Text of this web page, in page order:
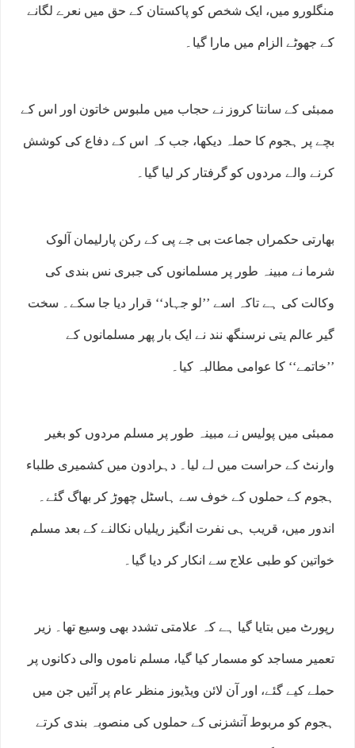
منگلورو میں، ایک شخص کو پاکستان کے حق میں نعرے لگانے
کے جھوٹے الزام میں مارا گیا۔
ممبئی کے سانتا کروز نے حجاب میں ملبوس خاتون اور اس کے
بچے پر ہجوم کا حملہ دیکھا، جب کہ اس کے دفاع کی کوشش
کرنے والے مردوں کو گرفتار کر لیا گیا۔
بھارتی حکمراں جماعت بی جے پی کے رکن پارلیمان آلوک
شرما نے مبینہ طور پر مسلمانوں کی جبری نس بندی کی
وکالت کی ہے تاکہ اسے ’’لو جہاد‘‘ قرار دیا جا سکے۔ سخت
گیر عالم یتی نرسنگھ نند نے ایک بار پھر مسلمانوں کے
’’خاتمے‘‘ کا عوامی مطالبہ کیا۔
ممبئی میں پولیس نے مبینہ طور پر مسلم مردوں کو بغیر
وارنٹ کے حراست میں لے لیا۔ دہرادون میں کشمیری طلباء
ہجوم کے حملوں کے خوف سے ہاسٹل چھوڑ کر بھاگ گئے۔
اندور میں، قریب ہی نفرت انگیز ریلیاں نکالنے کے بعد مسلم
خواتین کو طبی علاج سے انکار کر دیا گیا۔
رپورٹ میں بتایا گیا ہے کہ علامتی تشدد بھی وسیع تھا۔ زیر
تعمیر مساجد کو مسمار کیا گیا، مسلم ناموں والی دکانوں پر
حملے کیے گئے، اور آن لائن ویڈیوز منظر عام پر آئیں جن میں
ہجوم کو مربوط آتشزنی کے حملوں کی منصوبہ بندی کرتے